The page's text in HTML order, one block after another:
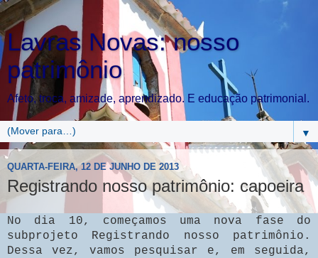
Lavras Novas: nosso
patrimônio
Afeto, troca, amizade, aprendizado. E educação patrimonial.
▼
QUARTA-FEIRA, 12 DE JUNHO DE 2013
Registrando nosso patrimônio: capoeira
No dia 10, começamos uma nova fase do
subprojeto Registrando nosso patrimônio.
Dessa vez, vamos pesquisar e, em seguida,